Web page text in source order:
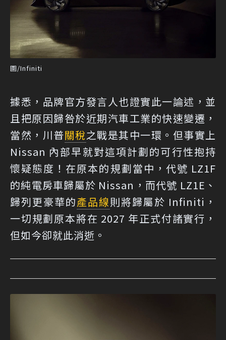
圖/Infiniti
據悉，品牌官方發言人也證實此一論述，並
且把原因歸咎於近期汽車工業的快速變遷，
當然，川普關稅之戰是其中一環。但事實上
Nissan 內部早就對這項計劃的可行性抱持
懷疑態度！在原本的規劃當中，代號 LZ1F
的純電房車歸屬於 Nissan，而代號 LZ1E、
歸列更豪華的產品線則將歸屬於 Infiniti，
一切規劃原本將在 2027 年正式付諸實行，
但如今卻就此消逝。